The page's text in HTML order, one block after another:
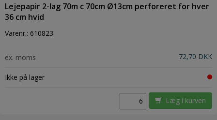
Lejepapir 2-lag 70m c 70cm Ø13cm perforeret for hver
36 cm hvid
Varenr.: 610823
ex. moms 72,70 DKK
Ikke på lager
Læg i kurven